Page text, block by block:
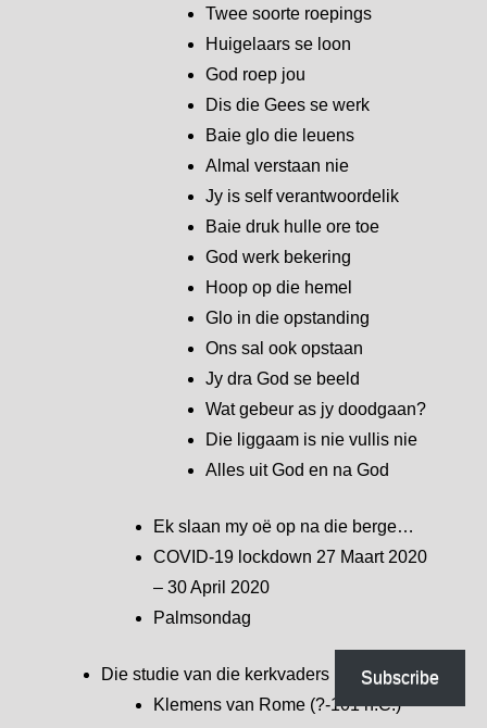
Twee soorte roepings
Huigelaars se loon
God roep jou
Dis die Gees se werk
Baie glo die leuens
Almal verstaan nie
Jy is self verantwoordelik
Baie druk hulle ore toe
God werk bekering
Hoop op die hemel
Glo in die opstanding
Ons sal ook opstaan
Jy dra God se beeld
Wat gebeur as jy doodgaan?
Die liggaam is nie vullis nie
Alles uit God en na God
Ek slaan my oë op na die berge…
COVID-19 lockdown 27 Maart 2020
– 30 April 2020
Palmsondag
Die studie van die kerkvaders
Klemens van Rome (?-101 n.C.)
Subscribe